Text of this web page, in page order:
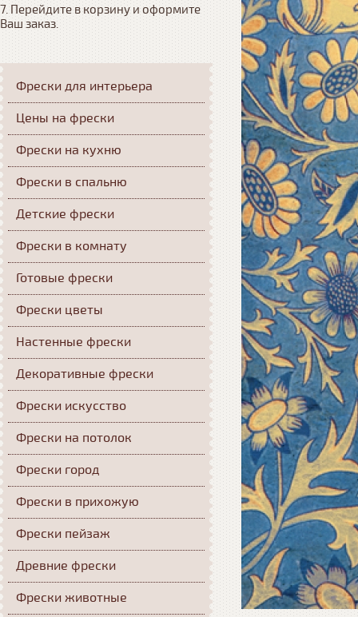
7. Перейдите в корзину и оформите
Ваш заказ.
Фрески для интерьера
Цены на фрески
Фрески на кухню
Фрески в спальню
Детские фрески
Фрески в комнату
Готовые фрески
Фрески цветы
Настенные фрески
Декоративные фрески
Фрески искусство
Фрески на потолок
Фрески город
Фрески в прихожую
Фрески пейзаж
Древние фрески
Фрески животные